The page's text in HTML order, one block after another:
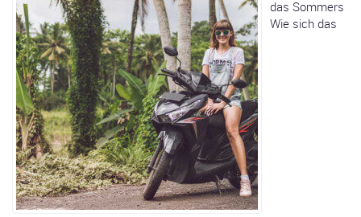
das Sommers
Wie sich das